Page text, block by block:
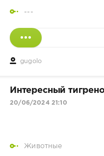
---
gugolo
Интересный
20/06/2024 21:10
Животные